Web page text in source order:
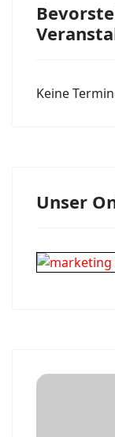
Keine
Unser